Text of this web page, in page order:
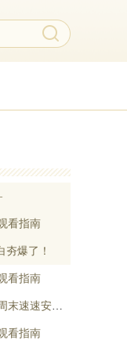
看指南
夯爆了！
看指南
速安排——
看指南